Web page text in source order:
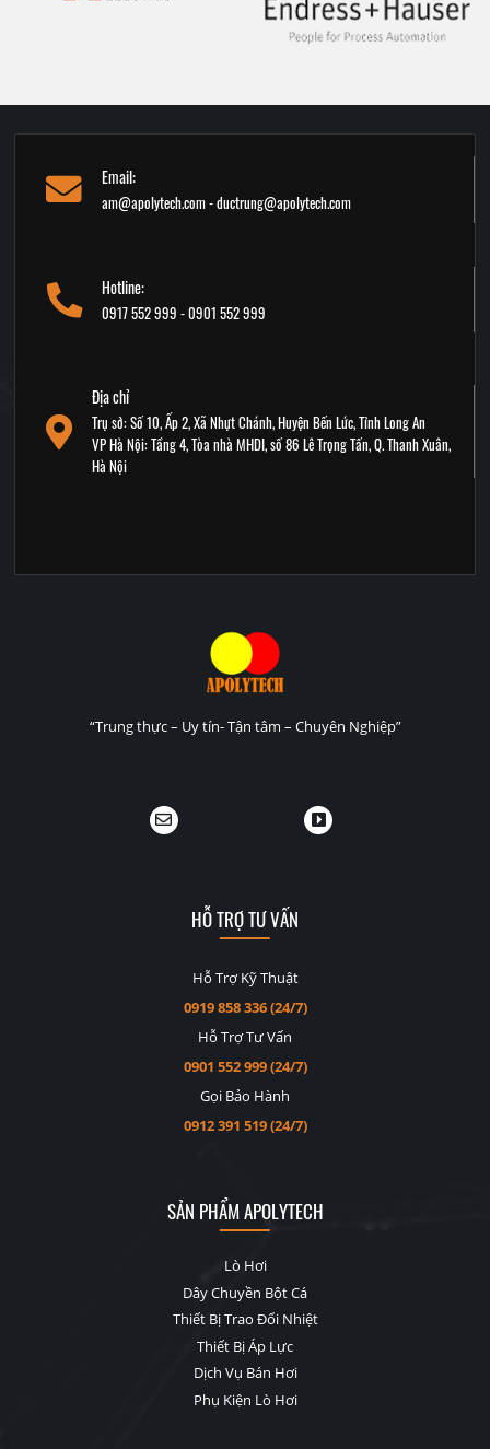
Email:
am@apolytech.com - ductrung@apolytech.com
Hotline:
0917 552 999 - 0901 552 999
Địa chỉ
Trụ sở: Số 10, Ấp 2, Xã Nhựt Chánh, Huyện Bến Lức, Tỉnh Long An
VP Hà Nội: Tầng 4, Tòa nhà MHDI, số 86 Lê Trọng Tấn, Q. Thanh Xuân,
Hà Nội
“Trung thực – Uy tín- Tận tâm – Chuyên Nghiệp”
HỖ TRỢ TƯ VẤN
Hỗ Trợ Kỹ Thuật
0919 858 336 (24/7)
Hỗ Trợ Tư Vấn
0901 552 999 (24/7)
Gọi Bảo Hành
0912 391 519 (24/7)
SẢN PHẨM APOLYTECH
Lò Hơi
Dây Chuyền Bột Cá
Thiết Bị Trao Đổi Nhiệt
Thiết Bị Áp Lực
Dịch Vụ Bán Hơi
Phụ Kiện Lò Hơi